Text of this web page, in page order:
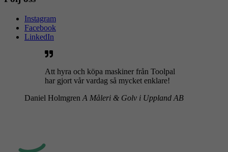
Instagram
Facebook
LinkedIn
Att hyra och köpa maskiner från Toolpal
har gjort vår vardag så mycket enklare!
Daniel Holmgren A Måleri & Golv i Uppland AB